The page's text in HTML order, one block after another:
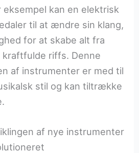
eksempel kan en elektrisk
til at ændre sin klang,
for at skabe alt fra
kraftfulde riffs. Denne
af instrumenter er med til
stil og kan tiltrække
af nye instrumenter